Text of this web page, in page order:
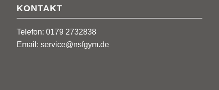
KONTAKT
Telefon: 0179 2732838
Email: service@nsfgym.de